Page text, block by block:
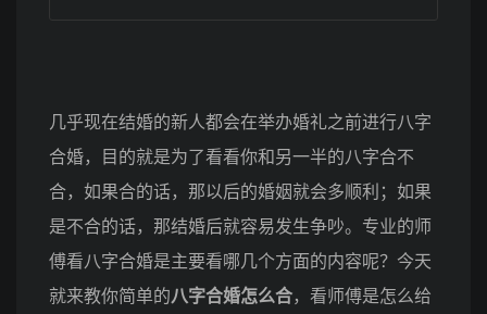
几乎现在结婚的新人都会在举办婚礼之前进行八字
合婚，目的就是为了看看你和另一半的八字合不
合，如果合的话，那以后的婚姻就会多顺利；如果
是不合的话，那结婚后就容易发生争吵。专业的师
傅看八字合婚是主要看哪几个方面的内容呢？今天
就来教你简单的八字合婚怎么合，看师傅是怎么给